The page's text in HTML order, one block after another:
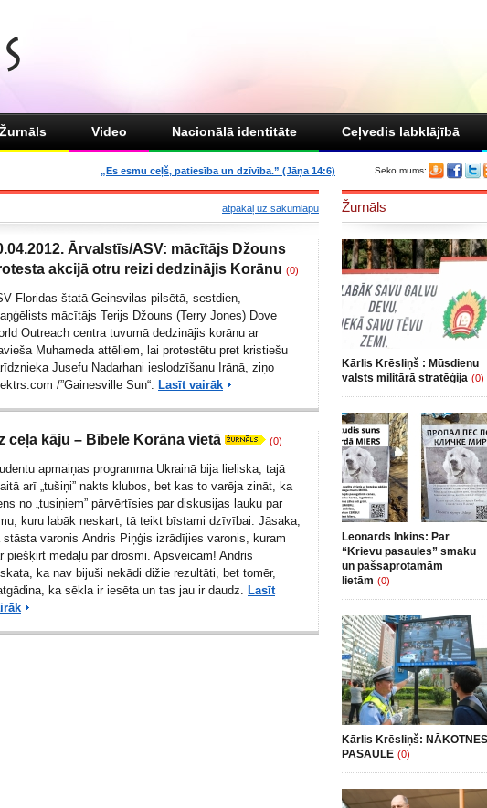
Žurnāls Video Nacionālā identitāte Ceļvedis labklājībā
Seko mums:
„Es esmu ceļš, patiesība un dzīvība.” (Jāņa 14:6)
atpakaļ uz sākumlapu
Ārvalstīs/ASV: mācītājs Džouns
akcijā otru reizi dedzinājis Korānu (0)
Floridas štatā Geinsvilas pilsētā, sestdien,
mācītājs Terijs Džouns (Terry Jones) Dove
Outreach centra tuvumā dedzinājis korānu ar
Muhameda attēliem, lai protestētu pret kristiešu
Jusefu Nadarhani ieslodzīšanu Irānā, ziņo
/”Gainesville Sun“. Lasīt vairāk
ceļa kāju – Bībele Korāna vietā (0)
apmaiņas programma Ukrainā bija lieliska, tajā
arī „tušiņi” nakts klubos, bet kas to varēja zināt, ka
no „tusiņiem” pārvērtīsies par diskusijas lauku par
kuru labāk neskart, tā teikt bīstami dzīvībai. Jāsaka,
stāsta varonis Andris Piņģis izrādījies varonis, kuram
piešķirt medaļu par drosmi. Apsveicam! Andris
ka nav bijuši nekādi dižie rezultāti, bet tomēr,
ka sēkla ir iesēta un tas jau ir daudz. Lasīt
Žurnāls
Kārlis Krēsliņš : Mūsdienu
valsts militārā stratēģija (0)
Leonards Inkins: Par
“Krievu pasaules” smaku
un pašsaprotamām
lietām (0)
Kārlis Krēsliņš: NĀKOTNES
PASAULE (0)